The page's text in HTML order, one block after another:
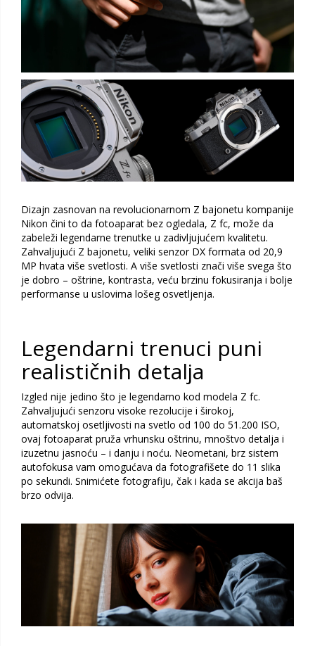
Dizajn zasnovan na revolucionarnom Z bajonetu kompanije
Nikon čini to da fotoaparat bez ogledala, Z fc, može da
zabeleži legendarne trenutke u zadivljujućem kvalitetu.
Zahvaljujući Z bajonetu, veliki senzor DX formata od 20,9
MP hvata više svetlosti. A više svetlosti znači više svega što
je dobro – oštrine, kontrasta, veću brzinu fokusiranja i bolje
performanse u uslovima lošeg osvetljenja.
Legendarni trenuci puni
realističnih detalja
Izgled nije jedino što je legendarno kod modela Z fc.
Zahvaljujući senzoru visoke rezolucije i širokoj,
automatskoj osetljivosti na svetlo od 100 do 51.200 ISO,
ovaj fotoaparat pruža vrhunsku oštrinu, mnoštvo detalja i
izuzetnu jasnoću – i danju i noću. Neometani, brz sistem
autofokusa vam omogućava da fotografišete do 11 slika
po sekundi. Snimićete fotografiju, čak i kada se akcija baš
brzo odvija.